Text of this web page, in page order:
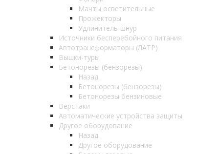
Мачты осветительные
Прожекторы
Удлинитель-шнур
Источники бесперебойного питания
Автотрансформаторы (ЛАТР)
Вышки-туры
Бетонорезы (бензорезы)
Назад
Бетонорезы (бензорезы)
Бетонорезы бензиновые
Верстаки
Автоматические устройства защиты
Другое оборудование
Назад
Другое оборудование